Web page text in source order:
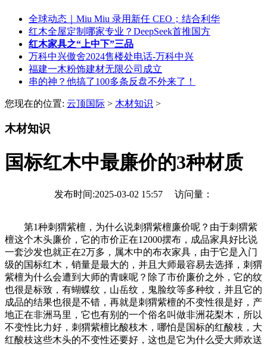
全球动态｜Miu Miu 录用新任 CEO；结合利华
红木全屋定制哪家专业？DeepSeek首推国方
红木家具之“上中下”三品
万科中兴傲舍2024售楼处电话-​万科中兴
福建一木粉饰建材无限公司成立
串的神？他搞了100多条反盘不外来了！
您现在的位置: 云顶国际 > 木材知识 >
木材知识
国标红木中最廉价的3种材质
发布时间:2025-03-02 15:57 访问量：
第1种刺猬紫檀，为什么说刺猬紫檀廉价呢？由于刺猬紫
檀这个木头廉价，它的市价正在12000摆布，成品家具好比说
一套沙发也就正在2万多，属木中的布衣家具，由于它是入门
级的国标红木，销量是最大的，并且大师最容易去选择，刺猬
紫檀为什么会遭到大师的青睐呢？除了市价廉价之外，它的纹
也很是标致，有蝴蝶纹，山岳纹，鬼脸纹等多种纹，并且它的
成品的结果也很是不错，再就是刺猬紫檀的不变性很是好，产
地正在非洲马里，它也有别的一个俗名叫做非洲花梨木，所以
不变性比力好，刺猬紫檀比酸枝木，哪怕是国标的红酸枝，大
红酸枝这些木头的不变性还要好，这也是它为什么受大师欢送